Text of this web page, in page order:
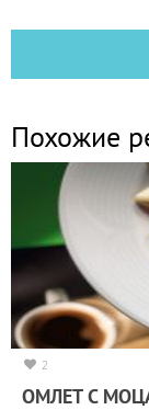
Похожие
2
ОМЛЕТ С